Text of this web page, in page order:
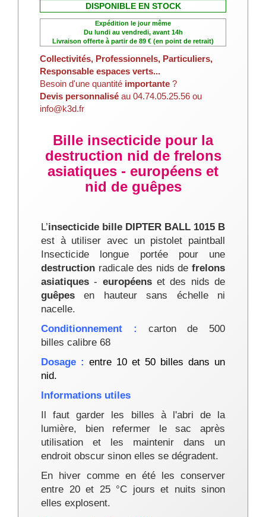
DISPONIBLE EN STOCK
Expédition le jour même
Du lundi au vendredi, avant 14h
Livraison offerte à partir de 89 € (en point de retrait)
Collectivités, Professionnels, Particuliers,
Responsable espaces verts...
Besoin d'une quantité importante ?
Devis personnalisé au 04.74.05.25.56 ou
info@k3d.fr
Bille insecticide pour la
destruction nid de frelons
asiatiques - européens et
nid de guêpes
L’insecticide bille DIPTER BALL 1015 B
est à utiliser avec un pistolet paintball
Insecticide longue portée pour une
destruction radicale des nids de frelons
asiatiques - européenset des nids de
guêpes en hauteur sans échelle ni
nacelle.
Conditionnement :
carton de 500
billes calibre 68
Dosage : entre 10 et 50 billes dans un
nid.
Informations utiles
Il faut garder les billes à l'abri de la
lumière, bien refermer le sac après
utilisation et les maintenir dans un
endroit obscur sinon elles se dégradent.
En hiver comme en été les conserver
entre 20 et 25 °C jours et nuits sinon
elles explosent.